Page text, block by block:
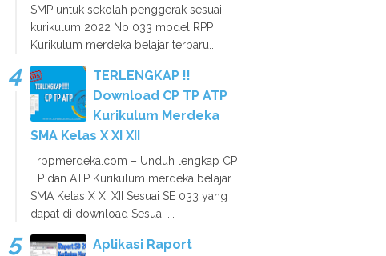
SMP untuk sekolah penggerak sesuai
kurikulum 2022 No 033 model RPP
Kurikulum merdeka belajar terbaru...
TERLENGKAP !!
Download CP TP ATP
Kurikulum Merdeka
SMA Kelas X XI XII
rppmerdeka.com – Unduh lengkap CP
TP dan ATP Kurikulum merdeka belajar
SMA Kelas X XI XII Sesuai SE 033 yang
dapat di download Sesuai ...
Aplikasi Raport